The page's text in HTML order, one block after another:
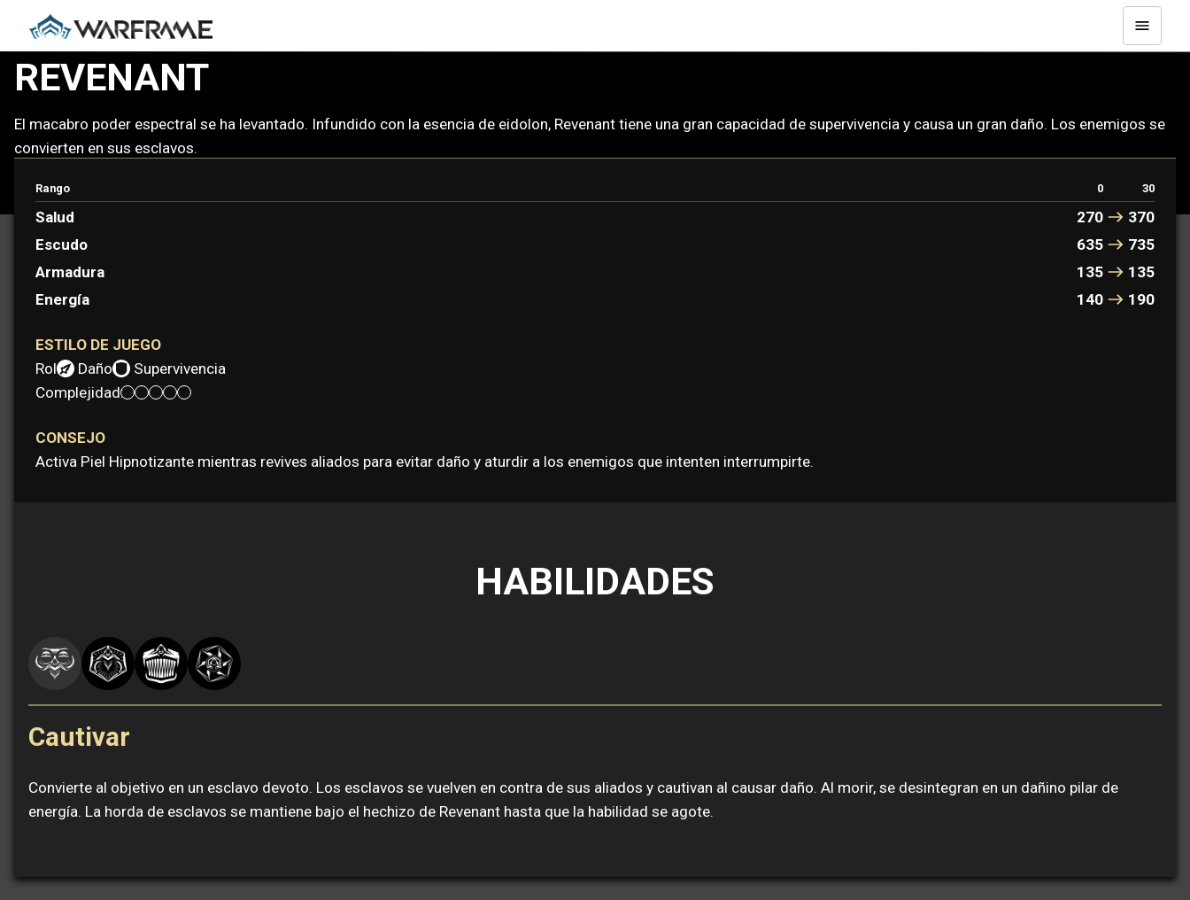
REVENANT
El macabro poder espectral se ha levantado. Infundido con la esencia de eidolon, Revenant tiene una gran capacidad de supervivencia y causa un gran daño. Los enemigos se
convierten en sus esclavos.
Rango 0 30
Salud 270
370
Escudo
635
735
Armadura
135
135
Energía
140 190
ESTILO DE JUEGO
Rol:
Daño
Supervivencia
Complejidad:
CONSEJO
Activa Piel Hipnotizante mientras revives aliados para evitar daño y aturdir a los enemigos que intenten interrumpirte.
HABILIDADES
Cautivar
Convierte al objetivo en un esclavo devoto. Los esclavos se vuelven en contra de sus aliados y cautivan al causar daño. Al morir, se desintegran en un dañino pilar de
energía. La horda de esclavos se mantiene bajo el hechizo de Revenant hasta que la habilidad se agote.